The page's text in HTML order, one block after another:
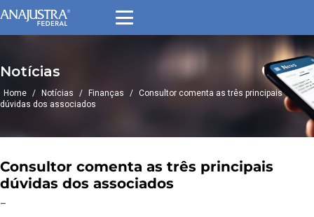
Notícias
Home / Notícias / Finanças / Consultor comenta as três principais
dúvidas dos associados
Consultor comenta as três principais
dúvidas dos associados
–